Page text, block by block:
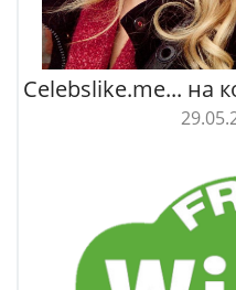
Celebslike.me... на